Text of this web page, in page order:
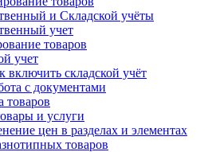
и Складской учёты
учет
товаров
учет
включить складской учёт
с документами
товаров
и услуги
цен в разделах и элементах
товаров